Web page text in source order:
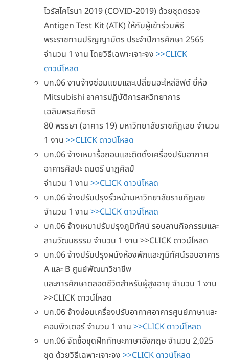
ไวรัสโคโรนา 2019 (COVID-2019) ด้วยชุดตรวจ
Antigen Test Kit (ATK) ให้กับผู้เข้าร่วมพิธี
พระราชทานปริญญาบัตร ประจำปีการศึกษา 2565
จำนวน 1 งาน โดยวิธีเฉพาะเจาะจง >>CLICK
ดาวน์โหลด
บก.06 งานจ้างซ่อมแซมและเปลี่ยนอะไหล่ลิฟต์ ยี่ห้อ
Mitsubishi อาคารปฏิบัติการสหวิทยาการ
เฉลิมพระเกียรติ
80 พรรษา (อาคาร 19) มหาวิทยาลัยราชภัฏเลย จำนวน
1 งาน >>CLICK ดาวน์โหลด
บก.06 จ้างเหมารื้อถอนและติดตั้งเครื่องปรับอากาศ
อาคารศิลปะ ดนตรี นาฏศิลป์
จำนวน 1 งาน >>CLICK ดาวน์โหลด
บก.06 จ้างปรับปรุงรั้วหน้ามหาวิทยาลัยราชภัฏเลย
จำนวน 1 งาน >>CLICK ดาวน์โหลด
บก.06 จ้างเหมาปรับปรุงภูมิทัศน์ รอบลานกิจกรรมและ
ลานวัฒนธรรม จำนวน 1 งาน >>CLICK ดาวน์โหลด
บก.06 จ้างปรับปรุงผนังห้องพักและภูมิทัศน์รอบอาคาร
A และ B ศูนย์พัฒนาวิชาชีพ
และการศึกษาตลอดชีวิตสำหรับผู้สูงอายุ จำนวน 1 งาน
>>CLICK ดาวน์โหลด
บก.06 จ้างซ่อมเครื่องปรับอากาศอาคารศูนย์ภาษาและ
คอมพิวเตอร์ จำนวน 1 งาน >>CLICK ดาวน์โหลด
บก.06 จัดซื้อชุดฝึกทักษะภาษาอังกฤษ จำนวน 2,025
ชุด ด้วยวิธีเฉพาะเจาะจง >>CLICK ดาวน์โหลด